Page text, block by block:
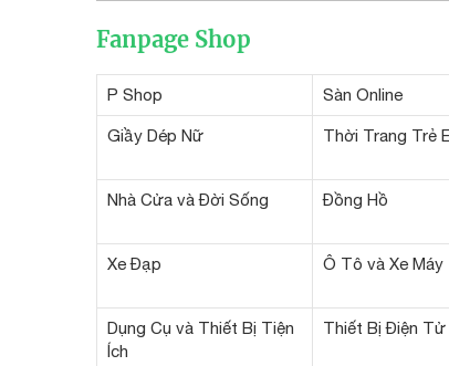
Fanpage Shop
P Shop Sàn Online
Giầy Dép Nữ Thời Trang Trẻ
Nhà Cửa và Đời Sống Đồng Hồ
Xe Đạp Ô Tô và Xe Máy
Dụng Cụ và Thiết Bị Tiện
Ích
Thiết Bị Điện Tử